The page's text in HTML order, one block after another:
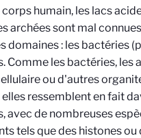
humain, les lacs
archées sont mal
domaines : les bactéries
Comme les bactéries, les
ou d'autres
ressemblent en fait
avec de nombreuses
tels que des histones ou